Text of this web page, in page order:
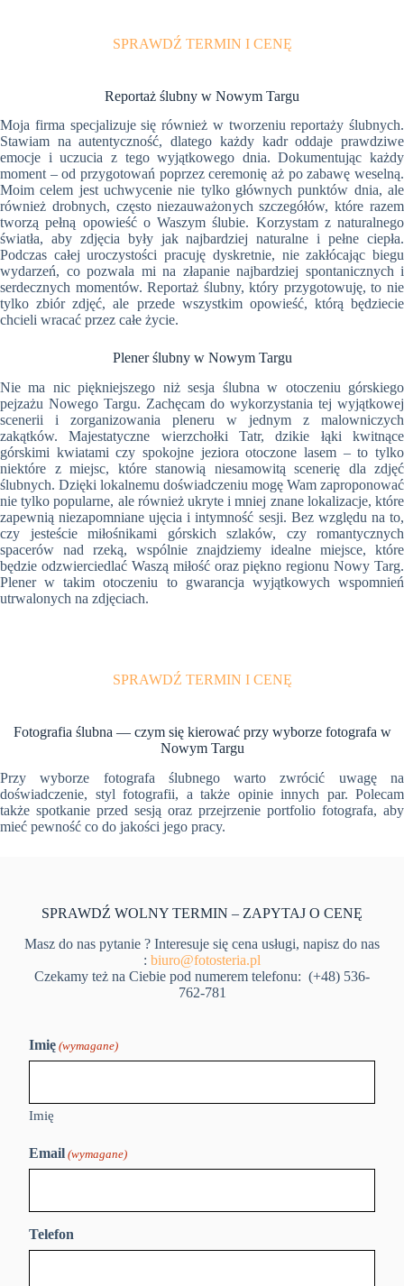
SPRAWDŹ TERMIN I CENĘ
Reportaż ślubny w Nowym Targu
Moja firma specjalizuje się również w tworzeniu reportaży ślubnych.
Stawiam na autentyczność, dlatego każdy kadr oddaje prawdziwe
emocje i uczucia z tego wyjątkowego dnia. Dokumentując każdy
moment – od przygotowań poprzez ceremonię aż po zabawę weselną.
Moim celem jest uchwycenie nie tylko głównych punktów dnia, ale
również drobnych, często niezauważonych szczegółów, które razem
tworzą pełną opowieść o Waszym ślubie. Korzystam z naturalnego
światła, aby zdjęcia były jak najbardziej naturalne i pełne ciepła.
Podczas całej uroczystości pracuję dyskretnie, nie zakłócając biegu
wydarzeń, co pozwala mi na złapanie najbardziej spontanicznych i
serdecznych momentów. Reportaż ślubny, który przygotowuję, to nie
tylko zbiór zdjęć, ale przede wszystkim opowieść, którą będziecie
chcieli wracać przez całe życie.
Plener ślubny w Nowym Targu
Nie ma nic piękniejszego niż sesja ślubna w otoczeniu górskiego
pejzażu Nowego Targu. Zachęcam do wykorzystania tej wyjątkowej
scenerii i zorganizowania pleneru w jednym z malowniczych
zakątków. Majestatyczne wierzchołki Tatr, dzikie łąki kwitnące
górskimi kwiatami czy spokojne jeziora otoczone lasem – to tylko
niektóre z miejsc, które stanowią niesamowitą scenerię dla zdjęć
ślubnych. Dzięki lokalnemu doświadczeniu mogę Wam zaproponować
nie tylko popularne, ale również ukryte i mniej znane lokalizacje, które
zapewnią niezapomniane ujęcia i intymność sesji. Bez względu na to,
czy jesteście miłośnikami górskich szlaków, czy romantycznych
spacerów nad rzeką, wspólnie znajdziemy idealne miejsce, które
będzie odzwierciedlać Waszą miłość oraz piękno regionu Nowy Targ.
Plener w takim otoczeniu to gwarancja wyjątkowych wspomnień
utrwalonych na zdjęciach.
SPRAWDŹ TERMIN I CENĘ
Fotografia ślubna — czym się kierować przy wyborze fotografa w
Nowym Targu
Przy wyborze fotografa ślubnego warto zwrócić uwagę na
doświadczenie, styl fotografii, a także opinie innych par. Polecam
także spotkanie przed sesją oraz przejrzenie portfolio fotografa, aby
mieć pewność co do jakości jego pracy.
SPRAWDŹ WOLNY TERMIN – ZAPYTAJ O CENĘ
Masz do nas pytanie ? Interesuje się cena usługi, napisz do nas
: biuro@fotosteria.pl
Czekamy też na Ciebie pod numerem telefonu: (+48) 536-
762-781
Imię (wymagane)
Imię
Email (wymagane)
Telefon